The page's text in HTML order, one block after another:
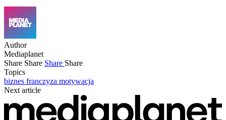
Author
Mediaplanet
Share Share Share Share
Topics
biznes franczyza motywacja
Next article